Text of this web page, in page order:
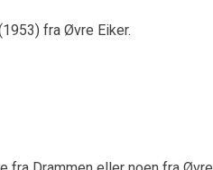
fra Øvre Eiker.